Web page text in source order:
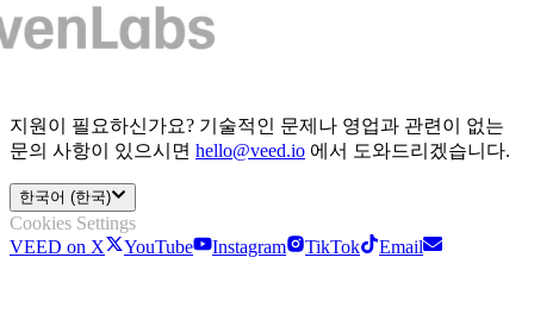
지원이 필요하신가요? 기술적인 문제나 영업과 관련이 없는
문의 사항이 있으시면 hello@veed.io 에서 도와드리겠습니다.
한국어 (한국)
Cookies Settings
VEED on X
YouTube Instagram TikTok Email